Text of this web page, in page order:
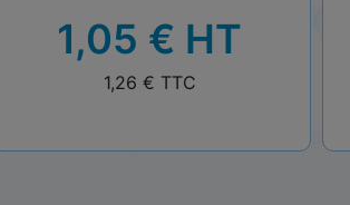
1,05 € HT
1,26 € TTC